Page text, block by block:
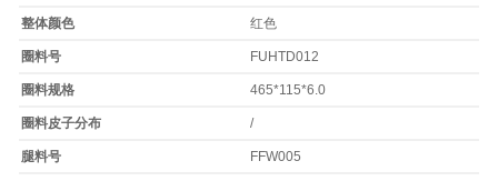
整体颜色 红色
圈料号 FUHTD012
圈料规格 465*115*6.0
圈料皮子分布 /
腿料号 FFW005